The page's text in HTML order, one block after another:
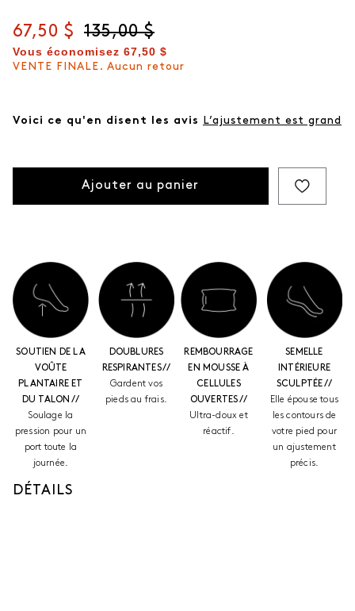
Prix actuel
67,50 $ Prix d'origine
135,00 $
Vous économisez 67,50 $
VENTE FINALE. Aucun retour
Voici ce qu'en disent les avis L’ajustement est grand
Ajouter au panier
SOUTIEN DE LA
VOÛTE
PLANTAIRE ET
DU TALON //
Soulage la
pression pour un
port toute la
journée.
DOUBLURES
RESPIRANTES //
Gardent vos
pieds au frais.
REMBOURRAGE
EN MOUSSE À
CELLULES
OUVERTES //
Ultra-doux et
réactif.
SEMELLE
INTÉRIEURE
SCULPTÉE //
Elle épouse tous
les contours de
votre pied pour
un ajustement
précis.
DÉTAILS